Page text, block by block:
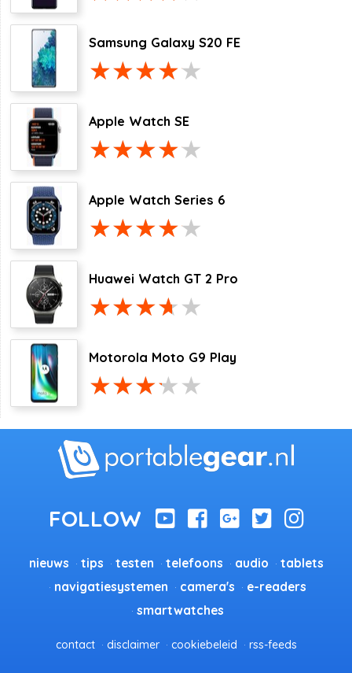
Samsung Galaxy S20 FE
Apple Watch SE
Apple Watch Series 6
Huawei Watch GT 2 Pro
Motorola Moto G9 Play
nieuws tips testen telefoons audio
tablets
navigatiesystemen
camera's
e-readers
smartwatches
contact disclaimer cookiebeleid rss-feeds